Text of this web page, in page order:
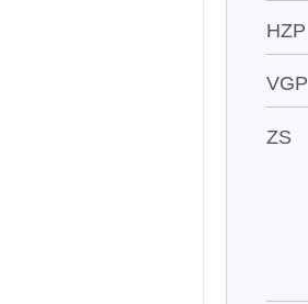
HZP
VGP
ZS